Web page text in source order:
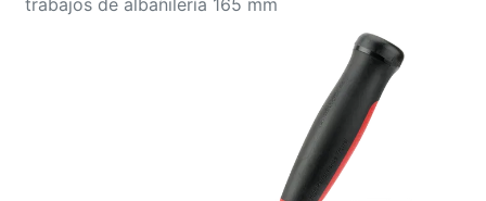
trabajos de albañilería 165 mm